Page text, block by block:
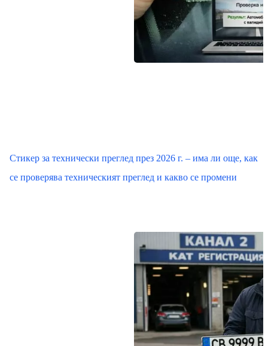
Стикер за технически преглед през 2026 г. – има ли още, как
се проверява техническият преглед и какво се промени